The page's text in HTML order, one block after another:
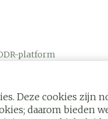
Deze cookies zijn
daarom bieden
platform